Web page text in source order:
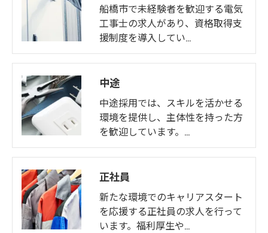
船橋市で未経験者を歓迎する電気
工事士の求人があり、資格取得支
援制度を導入してい…
中途
中途採用では、スキルを活かせる
環境を提供し、主体性を持った方
を歓迎しています。…
正社員
新たな環境でのキャリアスタート
を応援する正社員の求人を行って
います。福利厚生や…